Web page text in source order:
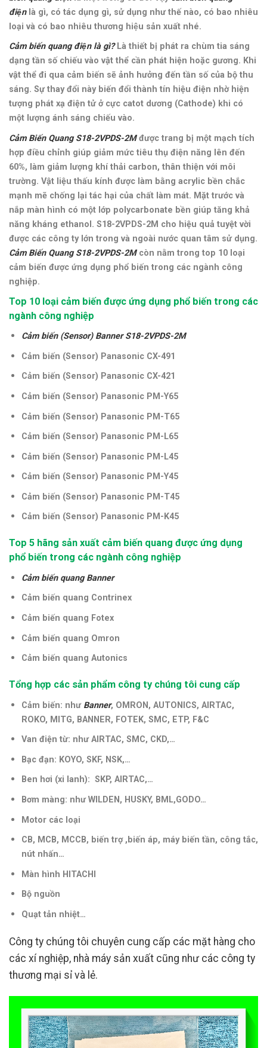
điệnlà gì, có tác dụng gì, sử dụng như thế nào, có bao nhiêu
loại và có bao nhiêu thương hiệu sản xuất nhé.
Cảm biến quang điện là gì?Là thiết bị phát ra chùm tia sáng
dạng tần số chiếu vào vật thể cần phát hiện hoặc gương. Khi
vật thể đi qua cảm biến sẽ ảnh hưởng đến tần số của bộ thu
sáng. Sự thay đổi này biến đổi thành tín hiệu điện nhờ hiện
tượng phát xạ điện tử ở cực catot dương (Cathode) khi có
một lượng ánh sáng chiếu vào.
Cảm Biến Quang S18-2VPDS-2Mđược trang bị một mạch tích
hợp điều chỉnh giúp giảm mức tiêu thụ điện năng lên đến
60%, làm giảm lượng khí thải carbon, thân thiện với môi
trường. Vật liệu thấu kính được làm bằng acrylic bền chắc
mạnh mẽ chống lại tác hại của chất làm mát. Mặt trước và
nắp màn hình có một lớp polycarbonate bền giúp tăng khả
năng kháng ethanol. S18-2VPDS-2M cho hiệu quả tuyệt vời
được các công ty lớn trong và ngoài nước quan tâm sử dụng.
Cảm Biến Quang S18-2VPDS-2M còn nằm trong top 10 loại
cảm biến được ứng dụng phổ biến trong các ngành công
nghiệp.
Top 10 loại cảm biến được ứng dụng phổ biến trong các
ngành công nghiệp
Cảm biến (Sensor) Banner S18-2VPDS-2M
Cảm biến (Sensor) Panasonic CX-491
Cảm biến (Sensor) Panasonic CX-421
Cảm biến (Sensor) Panasonic PM-Y65
Cảm biến (Sensor) Panasonic PM-T65
Cảm biến (Sensor) Panasonic PM-L65
Cảm biến (Sensor) Panasonic PM-L45
Cảm biến (Sensor) Panasonic PM-Y45
Cảm biến (Sensor) Panasonic PM-T45
Cảm biến (Sensor) Panasonic PM-K45
Top 5 hãng sản xuất cảm biến quang được ứng dụng
phổ biến trong các ngành công nghiệp
Cảm biến quang Banner
Cảm biến quang Contrinex
Cảm biến quang Fotex
Cảm biến quang Omron
Cảm biến quang Autonics
Tổng hợp các sản phẩm công ty chúng tôi cung cấp
Cảm biến: như Banner, OMRON, AUTONICS, AIRTAC,
ROKO, MITG, BANNER, FOTEK, SMC, ETP, F&C
Van điện từ: như AIRTAC, SMC, CKD,…
Bạc đạn: KOYO, SKF, NSK,…
Ben hơi (xi lanh): SKP, AIRTAC,…
Bơm màng: như WILDEN, HUSKY, BML,GODO…
Motor các loại
CB, MCB, MCCB, biến trợ ,biến áp, máy biến tần, công tắc,
nút nhấn…
Màn hình HITACHI
Bộ nguồn
Quạt tản nhiệt…
Công ty chúng tôi chuyên cung cấp các mặt hàng cho
các xí nghiệp, nhà máy sản xuất cũng như các công ty
thương mại sỉ và lẻ.